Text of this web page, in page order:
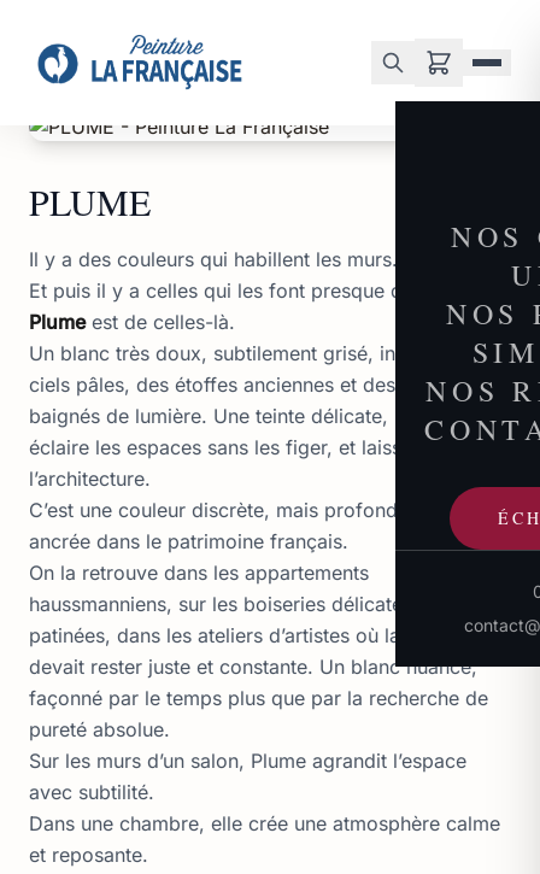
NOS
NOS
NOS
PLUME
Il y a des couleurs qui habillent les murs.
Et puis il y a celles qui les font presque disparaître.
Plumeest de celles-là.
Un blanc très doux, subtilement grisé, inspiré des
ciels pâles, des étoffes anciennes et des intérieurs
baignés de lumière. Une teinte délicate, légère, qui
éclaire les espaces sans les figer, et laisse respirer
l’architecture.
C’est une couleur discrète, mais profondément
ancrée dans le patrimoine français.
On la retrouve dans les appartements
haussmanniens, sur les boiseries délicatement
patinées, dans les ateliers d’artistes où la lumière
devait rester juste et constante. Un blanc nuancé,
façonné par le temps plus que par la recherche de
pureté absolue.
Sur les murs d’un salon, Plume agrandit l’espace
avec subtilité.
Dans une chambre, elle crée une atmosphère calme
et reposante.